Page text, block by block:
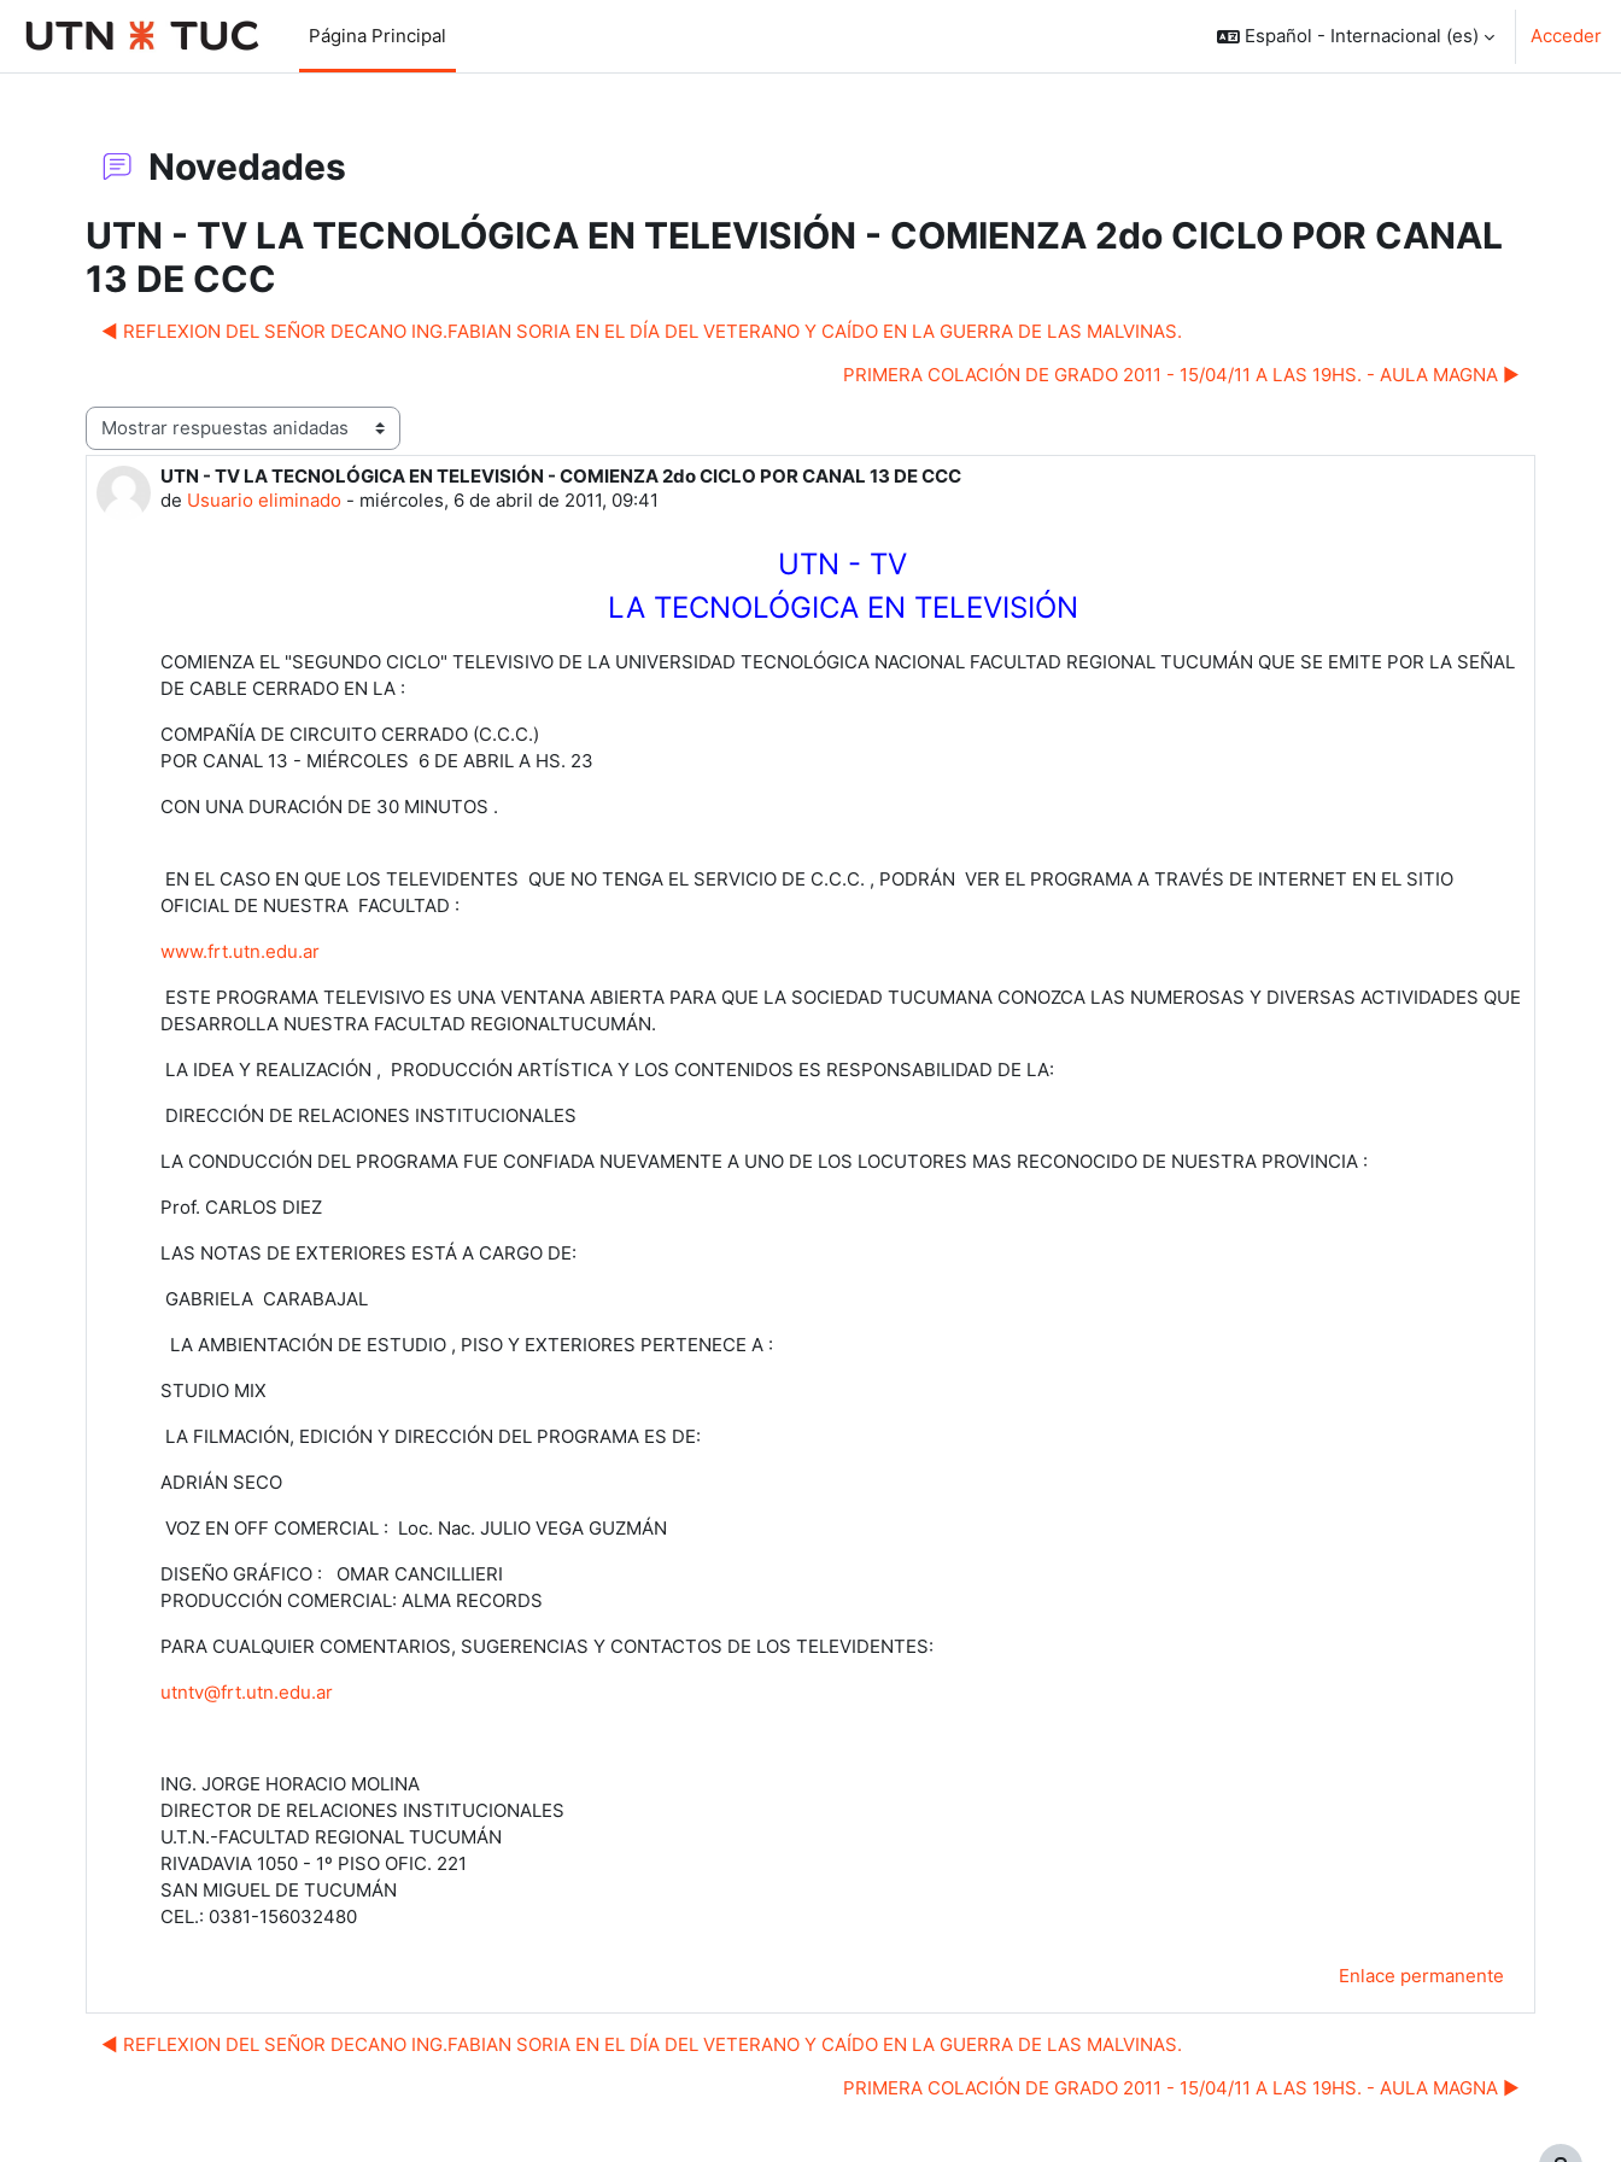
Página Principal
Español - Internacional ‎(es)‎ Acceder
Novedades
UTN - TV LA TECNOLÓGICA EN TELEVISIÓN - COMIENZA 2do CICLO POR CANAL
13 DE CCC
◀︎ REFLEXION DEL SEÑOR DECANO ING.FABIAN SORIA EN EL DÍA DEL VETERANO Y CAÍDO EN LA GUERRA DE LAS MALVINAS.
PRIMERA COLACIÓN DE GRADO 2011 - 15/04/11 A LAS 19HS. - AULA MAGNA ▶︎
Mostrar modo
UTN - TV LA TECNOLÓGICA EN TELEVISIÓN - COMIENZA 2do CICLO POR CANAL 13 DE CCC
de Usuario eliminado - miércoles, 6 de abril de 2011, 09:41
Número de respuestas: 0
UTN - TV
LA TECNOLÓGICA EN TELEVISIÓN
COMIENZA EL "SEGUNDO CICLO" TELEVISIVO DE LA UNIVERSIDAD TECNOLÓGICA NACIONAL FACULTAD REGIONAL TUCUMÁN QUE SE EMITE POR LA SEÑAL
DE CABLE CERRADO EN LA :
COMPAÑÍA DE CIRCUITO CERRADO (C.C.C.)
POR CANAL 13 - MIÉRCOLES 6 DE ABRIL A HS. 23
CON UNA DURACIÓN DE 30 MINUTOS .
EN EL CASO EN QUE LOS TELEVIDENTES QUE NO TENGA EL SERVICIO DE C.C.C. , PODRÁN VER EL PROGRAMA A TRAVÉS DE INTERNET EN EL SITIO
OFICIAL DE NUESTRA FACULTAD :
www.frt.utn.edu.ar
ESTE PROGRAMA TELEVISIVO ES UNA VENTANA ABIERTA PARA QUE LA SOCIEDAD TUCUMANA CONOZCA LAS NUMEROSAS Y DIVERSAS ACTIVIDADES QUE
DESARROLLA NUESTRA FACULTAD REGIONALTUCUMÁN.
LA IDEA Y REALIZACIÓN , PRODUCCIÓN ARTÍSTICA Y LOS CONTENIDOS ES RESPONSABILIDAD DE LA:
DIRECCIÓN DE RELACIONES INSTITUCIONALES
LA CONDUCCIÓN DEL PROGRAMA FUE CONFIADA NUEVAMENTE A UNO DE LOS LOCUTORES MAS RECONOCIDO DE NUESTRA PROVINCIA :
Prof. CARLOS DIEZ
LAS NOTAS DE EXTERIORES ESTÁ A CARGO DE:
GABRIELA CARABAJAL
LA AMBIENTACIÓN DE ESTUDIO , PISO Y EXTERIORES PERTENECE A :
STUDIO MIX
LA FILMACIÓN, EDICIÓN Y DIRECCIÓN DEL PROGRAMA ES DE:
ADRIÁN SECO
VOZ EN OFF COMERCIAL : Loc. Nac. JULIO VEGA GUZMÁN
DISEÑO GRÁFICO : OMAR CANCILLIERI
PRODUCCIÓN COMERCIAL: ALMA RECORDS
PARA CUALQUIER COMENTARIOS, SUGERENCIAS Y CONTACTOS DE LOS TELEVIDENTES:
utntv@frt.utn.edu.ar
ING. JORGE HORACIO MOLINA
DIRECTOR DE RELACIONES INSTITUCIONALES
U.T.N.-FACULTAD REGIONAL TUCUMÁN
RIVADAVIA 1050 - 1º PISO OFIC. 221
SAN MIGUEL DE TUCUMÁN
CEL.: 0381-156032480
Enlace permanente
◀︎ REFLEXION DEL SEÑOR DECANO ING.FABIAN SORIA EN EL DÍA DEL VETERANO Y CAÍDO EN LA GUERRA DE LAS MALVINAS.
PRIMERA COLACIÓN DE GRADO 2011 - 15/04/11 A LAS 19HS. - AULA MAGNA ▶︎